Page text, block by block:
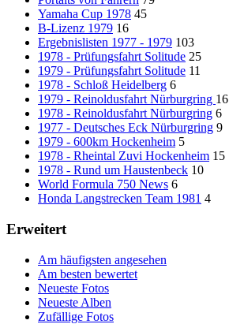
Yamaha Cup 1978 45
B-Lizenz 1979 16
Ergebnislisten 1977 - 1979 103
1978 - Prüfungsfahrt Solitude 25
1979 - Prüfungsfahrt Solitude 11
1978 - Schloß Heidelberg 6
1979 - Reinoldusfahrt Nürburgring 16
1978 - Reinoldusfahrt Nürburgring 6
1977 - Deutsches Eck Nürburgring 9
1979 - 600km Hockenheim 5
1978 - Rheintal Zuvi Hockenheim 15
1978 - Rund um Haustenbeck 10
World Formula 750 News 6
Honda Langstrecken Team 1981 4
Erweitert
Am häufigsten angesehen
Am besten bewertet
Neueste Fotos
Neueste Alben
Zufällige Fotos